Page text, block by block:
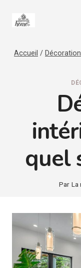
Accueil /
quel
Par La